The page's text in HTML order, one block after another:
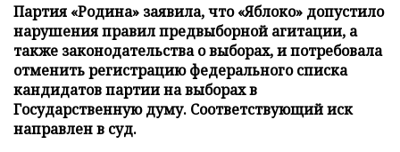
Партия «Родина» заявила, что «Яблоко» допустило
нарушения правил предвыборной агитации, а
также законодательства о выборах, и потребовала
отменить регистрацию федерального списка
кандидатов партии на выборах в
Государственную думу. Соответствующий иск
направлен в суд.